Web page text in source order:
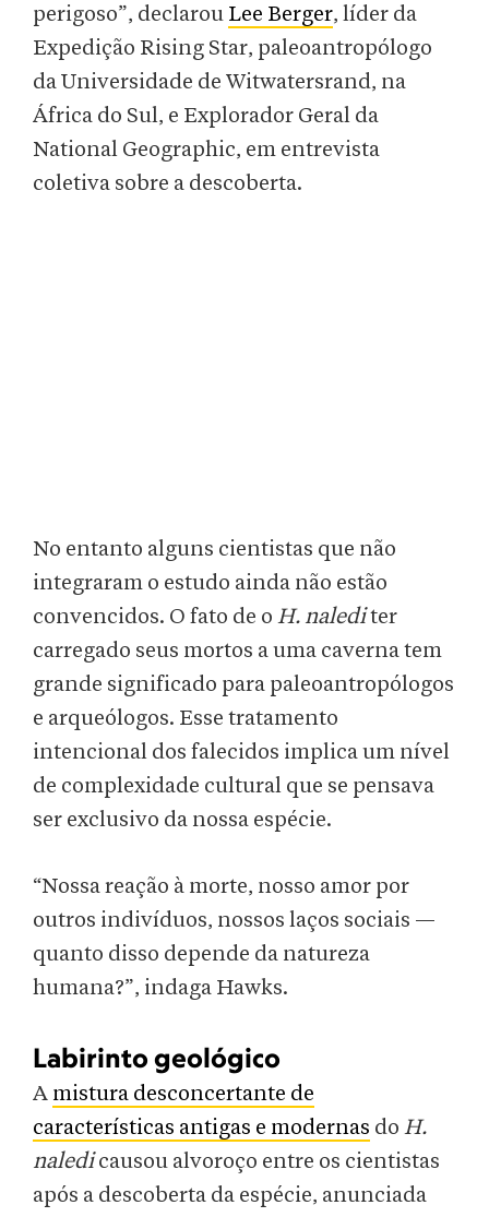
perigoso”, declarou Lee Berger, líder da
Expedição Rising Star, paleoantropólogo
da Universidade de Witwatersrand, na
África do Sul, e Explorador Geral da
National Geographic, em entrevista
coletiva sobre a descoberta.
No entanto alguns cientistas que não
integraram o estudo ainda não estão
convencidos. O fato de o H. nalediter
carregado seus mortos a uma caverna tem
grande significado para paleoantropólogos
e arqueólogos. Esse tratamento
intencional dos falecidos implica um nível
de complexidade cultural que se pensava
ser exclusivo da nossa espécie.
“Nossa reação à morte, nosso amor por
outros indivíduos, nossos laços sociais —
quanto disso depende da natureza
humana?”, indaga Hawks.
Labirinto geológico
A mistura desconcertante de
características antigas e modernas do H.
naledicausou alvoroço entre os cientistas
após a descoberta da espécie, anunciada